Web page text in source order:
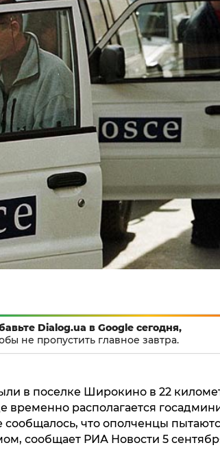
Dialog.ua в Google сегодня,
не пропустить главное завтра.
в поселке Широкино в 22
временно располагается
что ополченцы
сообщает РИА Новости 5